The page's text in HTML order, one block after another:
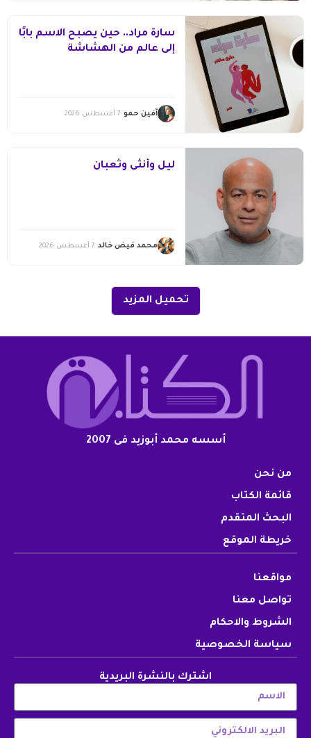
سارة مراد.. حين يصبح الاسم بابًا
إلى عالم من الهشاشة
آفين حمو 7 أغسطس 2026
ليل وأنثى وثعبان
محمد فيض خالد 7 أغسطس 2026
تحميل المزيد
أسسه محمد أبوزيد فى 2007
من نحن
قائمة الكتاب
البحث المتقدم
خريطة الموقع
مواقعنا
تواصل معنا
الشروط والاحكام
سياسة الخصوصية
اشترك بالنشرة البريدية